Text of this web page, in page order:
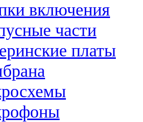
включения
части
платы